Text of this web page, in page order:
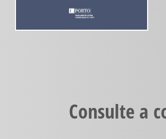
Consulte a